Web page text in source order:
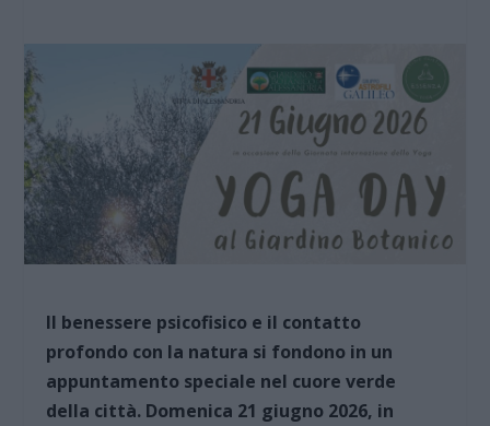
Il benessere psicofisico e il contatto
profondo con la natura si fondono in un
appuntamento speciale nel cuore verde
della città. Domenica 21 giugno 2026, in